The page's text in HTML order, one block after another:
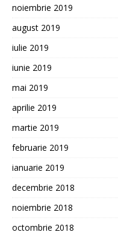
noiembrie 2019
august 2019
iulie 2019
iunie 2019
mai 2019
aprilie 2019
martie 2019
februarie 2019
ianuarie 2019
decembrie 2018
noiembrie 2018
octombrie 2018